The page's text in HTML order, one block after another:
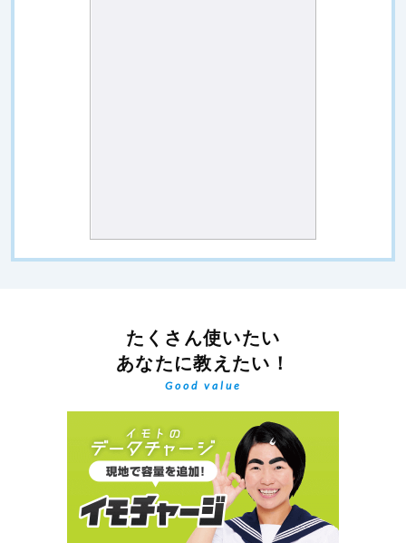
たくさん使いたい
あなたに教えたい！
Good value